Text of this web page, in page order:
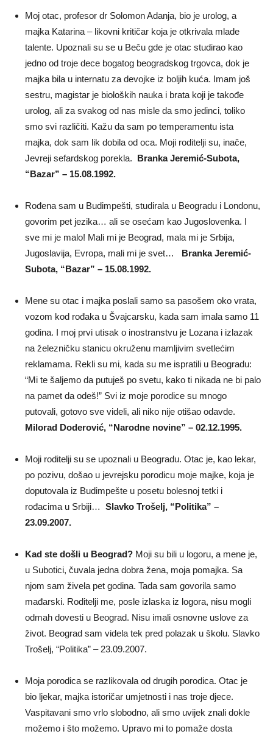
Moj otac, profesor dr Solomon Adanja, bio je urolog, a
majka Katarina – likovni kritičar koja je otkrivala mlade
talente. Upoznali su se u Beču gde je otac studirao kao
jedno od troje dece bogatog beogradskog trgovca, dok je
majka bila u internatu za devojke iz boljih kuća. Imam još
sestru, magistar je bioloških nauka i brata koji je takođe
urolog, ali za svakog od nas misle da smo jedinci, toliko
smo svi različiti. Kažu da sam po temperamentu ista
majka, dok sam lik dobila od oca. Moji roditelji su, inače,
Jevreji sefardskog porekla. Branka Jeremić-Subota,
“Bazar” – 15.08.1992.
Rođena sam u Budimpešti, studirala u Beogradu i Londonu,
govorim pet jezika… ali se osećam kao Jugoslovenka. I
sve mi je malo! Mali mi je Beograd, mala mi je Srbija,
Jugoslavija, Evropa, mali mi je svet… Branka Jeremić-
Subota, “Bazar” – 15.08.1992.
Mene su otac i majka poslali samo sa pasošem oko vrata,
vozom kod rođaka u Švajcarsku, kada sam imala samo 11
godina. I moj prvi utisak o inostranstvu je Lozana i izlazak
na železničku stanicu okruženu mamljivim svetlećim
reklamama. Rekli su mi, kada su me ispratili u Beogradu:
“Mi te šaljemo da putuješ po svetu, kako ti nikada ne bi palo
na pamet da odeš!” Svi iz moje porodice su mnogo
putovali, gotovo sve videli, ali niko nije otišao odavde.
Milorad Doderović, “Narodne novine” – 02.12.1995.
Moji roditelji su se upoznali u Beogradu. Otac je, kao lekar,
po pozivu, došao u jevrejsku porodicu moje majke, koja je
doputovala iz Budimpešte u posetu bolesnoj tetki i
rođacima u Srbiji… Slavko Trošelj, “Politika” –
23.09.2007.
Kad ste došli u Beograd? Moji su bili u logoru, a mene je,
u Subotici, čuvala jedna dobra žena, moja pomajka. Sa
njom sam živela pet godina. Tada sam govorila samo
mađarski. Roditelji me, posle izlaska iz logora, nisu mogli
odmah dovesti u Beograd. Nisu imali osnovne uslove za
život. Beograd sam videla tek pred polazak u školu. Slavko
Trošelj, “Politika” – 23.09.2007.
Moja porodica se razlikovala od drugih porodica. Otac je
bio ljekar, majka istoričar umjetnosti i nas troje djece.
Vaspitavani smo vrlo slobodno, ali smo uvijek znali dokle
možemo i što možemo. Upravo mi to pomaže dosta